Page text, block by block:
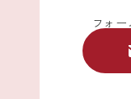
フォ